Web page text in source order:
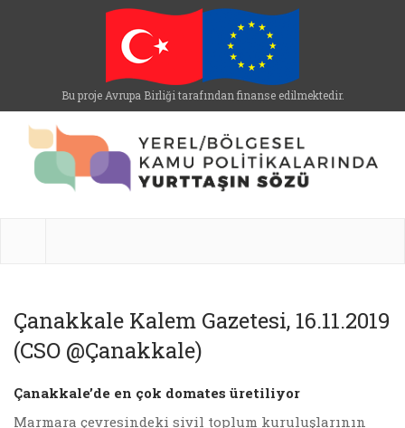
Bu proje Avrupa Birliği tarafından finanse edilmektedir.
Çanakkale Kalem Gazetesi, 16.11.2019
(CSO @Çanakkale)
Çanakkale’de en çok domates üretiliyor
Marmara çevresindeki sivil toplum kuruluşlarının